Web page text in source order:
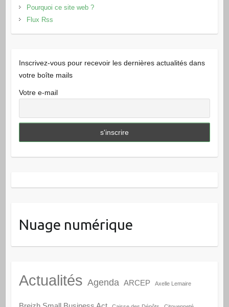
Pourquoi ce site web ?
Flux Rss
Inscrivez-vous pour recevoir les dernières actualités dans
votre boîte mails
Votre e-mail
Nuage numérique
Actualités Agenda ARCEP Axelle Lemaire